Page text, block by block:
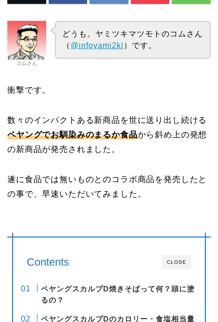
コムさん
どうも。ヤミツキマツモトのコムさん
（ @infoyami2ki ）です。
衝撃です。
数々のインパクトある新商品を世に送り出し続ける
ペヤングでお馴染みのまるか食品から斜め上の発想
の新商品が発売されました。
遂に食品では無いものとのコラボ商品を発売したと
の事で、早速いただいてみました。
CLOSE
Contents
ペヤングスカルプD焼きそばって何？頭に塗
るの？
ペヤングスカルプDのカロリー・食塩相当量